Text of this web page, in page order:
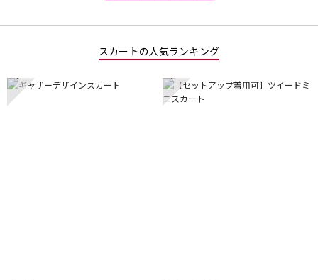
スカートの人気ランキング
1 2